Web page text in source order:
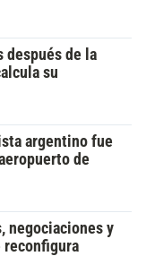
después de la
su
argentino fue
de
negociaciones y
reconfigura